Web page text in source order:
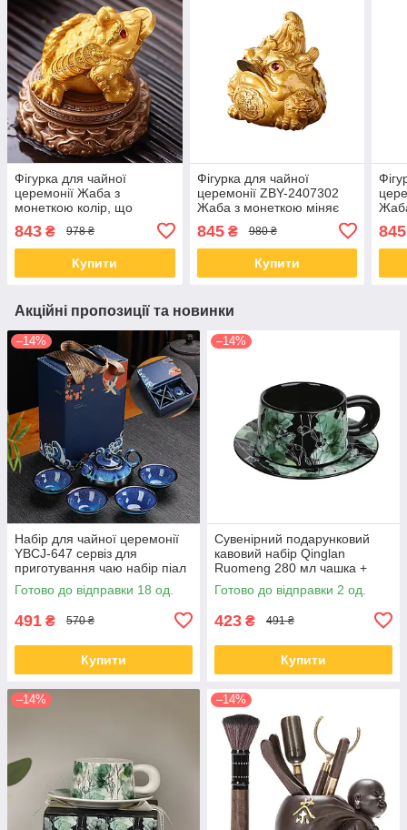
Фігурка для чайної
церемонії Жаба з
монеткою колір, що
обертається, від гарячої
води
843 ₴ 978 ₴
Купити
Фігурка для чайної
церемонії ZBY-2407302
Жаба з монеткою міняє
колір від гарячої води Gold
845₴ 980 ₴
Купити
845
Акційні пропозиції та новинки
–14%
Набір для чайної церемонії
YBCJ-647 сервіз для
приготування чаю набір піал
із чайником на 4 персони
подарункова
Готово до відправки 18 од.
491 ₴ 570 ₴
Купити
–14%
Сувенірний подарунковий
кавовий набір Qinglan
Ruomeng 280 мл чашка +
люстерце + подарункова
коробка керамічний Black
Готово до відправки 2 од.
423 ₴ 491 ₴
Купити
–14% –14%